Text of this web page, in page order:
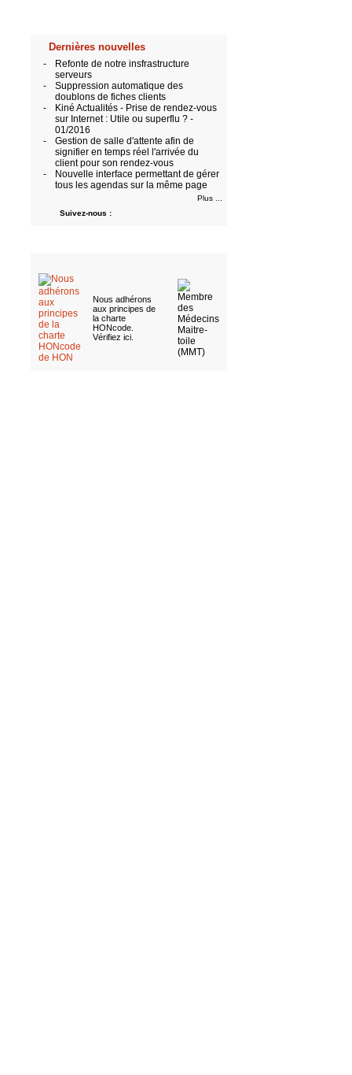
Dernières nouvelles
-
Refonte de notre insfrastructure
serveurs
-
Suppression automatique des
doublons de fiches clients
-
Kiné Actualités - Prise de rendez-vous
sur Internet : Utile ou superflu ? -
01/2016
-
Gestion de salle d'attente afin de
signifier en temps réel l'arrivée du
client pour son rendez-vous
-
Nouvelle interface permettant de gérer
tous les agendas sur la même page
Plus ...
Suivez-nous :
Nous adhérons
aux principes de
la charte
HONcode.
Vérifiez ici.